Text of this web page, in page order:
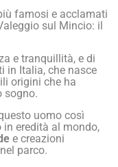
famosi e acclamati
sul Mincio: il
e tranquillità, e di
in Italia, che nasce
origini che ha
sogno.
uomo così
in eredità al mondo,
e creazioni
parco.